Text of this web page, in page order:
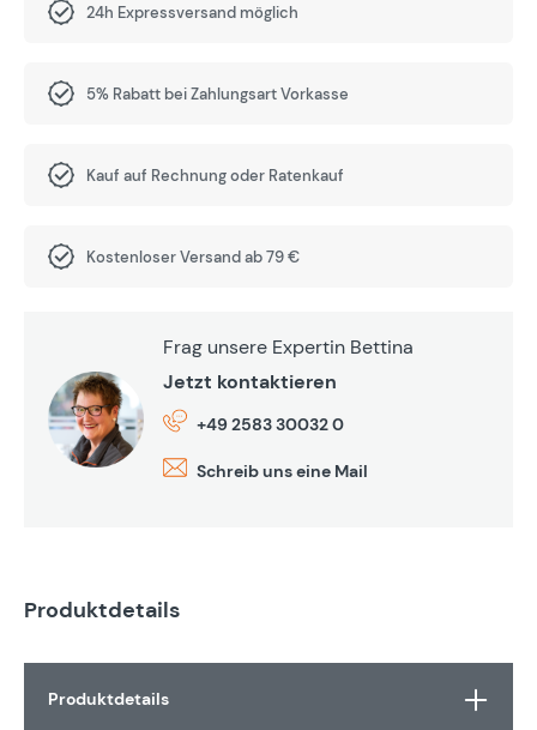
24h Expressversand möglich
5% Rabatt bei Zahlungsart Vorkasse
Kauf auf Rechnung oder Ratenkauf
Kostenloser Versand ab 79 €
Frag unsere Expertin Bettina
Jetzt kontaktieren
+49 2583 30032 0
Schreib uns eine Mail
Produktdetails
Produktdetails